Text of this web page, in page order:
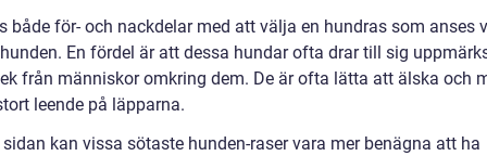
både för- och nackdelar med att välja en hundras som anses
En fördel är att dessa hundar ofta drar till sig
från människor omkring dem. De är ofta lätta att älska och
leende på läpparna.
kan vissa sötaste hunden-raser vara mer benägna att ha